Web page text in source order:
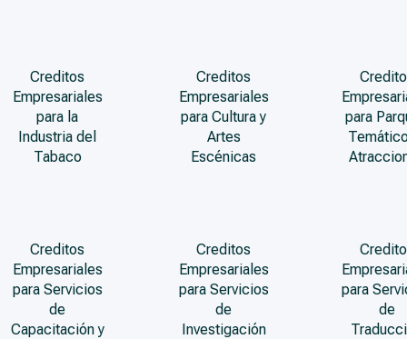
Creditos
Empresariales
para la
Industria del
Tabaco
Creditos
Empresariales
para Cultura y
Artes
Escénicas
para
Creditos
Empresariales
para Servicios
de
Capacitación y
Creditos
Empresariales
para Servicios
de
Investigación
para
de